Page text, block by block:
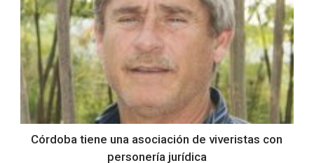
Córdoba tiene una asociación de viveristas con
personería jurídica